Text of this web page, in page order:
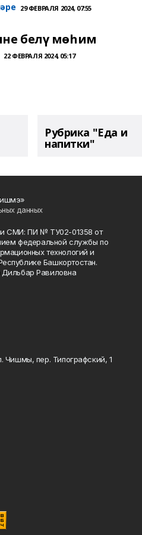
29 ФЕВРАЛЯ 2024, 07:55
белү мөһим
22 ФЕВРАЛЯ 2024, 05:17
Рубрика "Еда и
напитки"
данных
СМИ: ПИ № ТУ02-01358 от
федеральной службы по
технологий и
Башкортостан.
Равиловна
Чишмы, пер. Типографский, 1